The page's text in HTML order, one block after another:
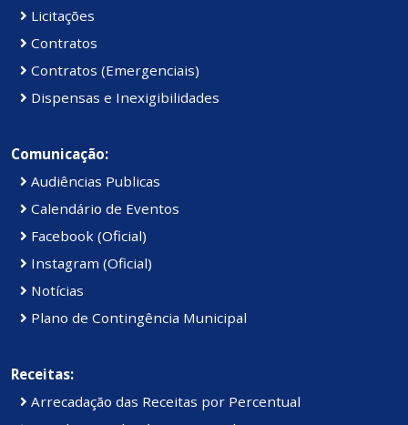
Licitações
Contratos
Contratos (Emergenciais)
Dispensas e Inexigibilidades
Comunicação:
Audiências Publicas
Calendário de Eventos
Facebook (Oficial)
Instagram (Oficial)
Notícias
Plano de Contingência Municipal
Receitas:
Arrecadação das Receitas por Percentual